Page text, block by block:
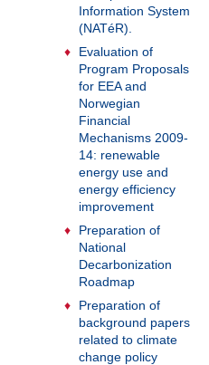
Information System
(NATéR).
Evaluation of
Program Proposals
for EEA and
Norwegian
Financial
Mechanisms 2009-
14: renewable
energy use and
energy efficiency
improvement
Preparation of
National
Decarbonization
Roadmap
Preparation of
background papers
related to climate
change policy